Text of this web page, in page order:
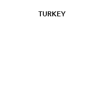
TURKEY